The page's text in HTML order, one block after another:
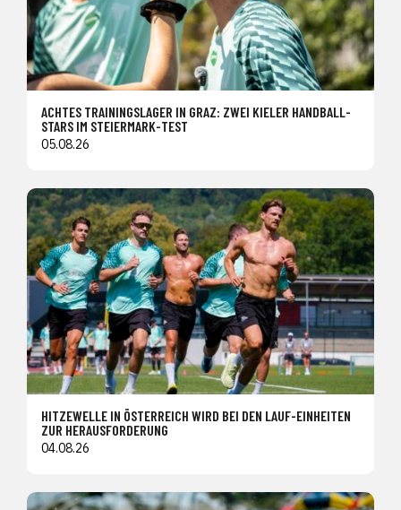
ACHTES TRAININGSLAGER IN GRAZ: ZWEI KIELER HANDBALL-
STARS IM STEIERMARK-TEST
05.08.26
HITZEWELLE IN ÖSTERREICH WIRD BEI DEN LAUF-EINHEITEN
ZUR HERAUSFORDERUNG
04.08.26